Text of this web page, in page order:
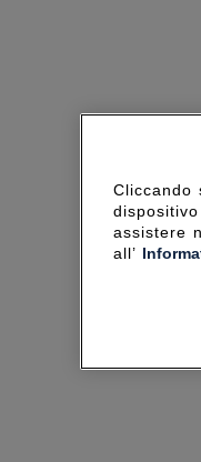
Cliccando
assistere
all’